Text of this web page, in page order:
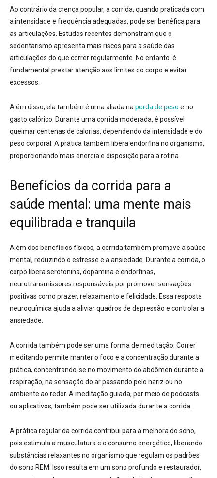
Ao contrário da crença popular, a corrida, quando praticada com
a intensidade e frequência adequadas, pode ser benéfica para
as articulações. Estudos recentes demonstram que o
sedentarismo apresenta mais riscos para a saúde das
articulações do que correr regularmente. No entanto, é
fundamental prestar atenção aos limites do corpo e evitar
excessos.
Além disso, ela também é uma aliada naperda de peso e no
gasto calórico. Durante uma corrida moderada, é possível
queimar centenas de calorias, dependendo da intensidade e do
peso corporal. A prática também libera endorfina no organismo,
proporcionando mais energia e disposição para a rotina.
Benefícios da corrida para a
saúde mental: uma mente mais
equilibrada e tranquila
Além dos benefícios físicos, a corrida também promove a saúde
mental, reduzindo o estresse e a ansiedade. Durante a corrida, o
corpo libera serotonina, dopamina e endorfinas,
neurotransmissores responsáveis por promover sensações
positivas como prazer, relaxamento e felicidade. Essa resposta
neuroquímica ajuda a aliviar quadros de depressão e controlar a
ansiedade.
A corrida também pode ser uma forma de meditação. Correr
meditando permite manter o foco e a concentração durante a
prática, concentrando-se no movimento do abdômen durante a
respiração, na sensação do ar passando pelo nariz ou no
ambiente ao redor. A meditação guiada, por meio de podcasts
ou aplicativos, também pode ser utilizada durante a corrida.
A prática regular da corrida contribui para amelhora do sono,
pois estimula a musculatura e o consumo energético, liberando
substâncias relaxantes no organismo que regulam os padrões
do sono REM. Isso resulta em um sono profundo e restaurador,